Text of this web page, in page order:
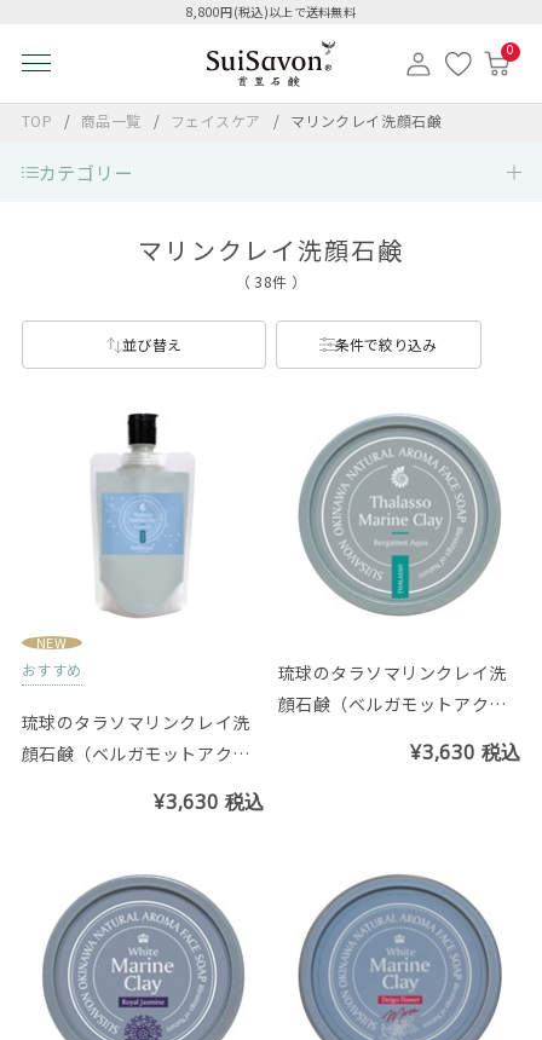
8,800円(税込)以上で送料無料
0
TOP 商品一覧 フェイスケア マリンクレイ洗顔石鹸
カテゴリー
マリンクレイ洗顔石鹸
（ 38件 ）
並び替え 条件で絞り込み
NEW
おすすめ
琉球のタラソマリンクレイ洗
顔石鹸（ベルガモットアクア
ウトパウチタイプ
¥3,630 税込
琉球のタラソマリンクレイ洗
顔石鹸（ベルガモットアクア
¥3,630 税込